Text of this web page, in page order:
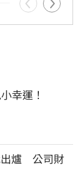
幸運！
爐　公司財